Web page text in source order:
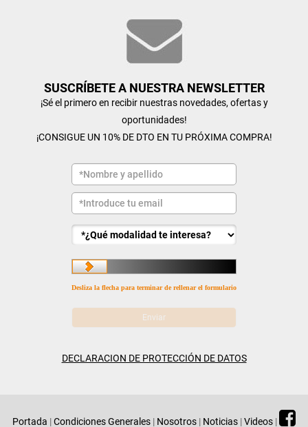
SUSCRÍBETE A NUESTRA NEWSLETTER
¡Sé el primero en recibir nuestras novedades, ofertas y
oportunidades!
¡CONSIGUE UN 10% DE DTO EN TU PRÓXIMA COMPRA!
Desliza la flecha para terminar de rellenar el formulario
DECLARACION DE PROTECCIÓN DE DATOS
Portada |Condiciones Generales | Nosotros | Noticias |Videos |